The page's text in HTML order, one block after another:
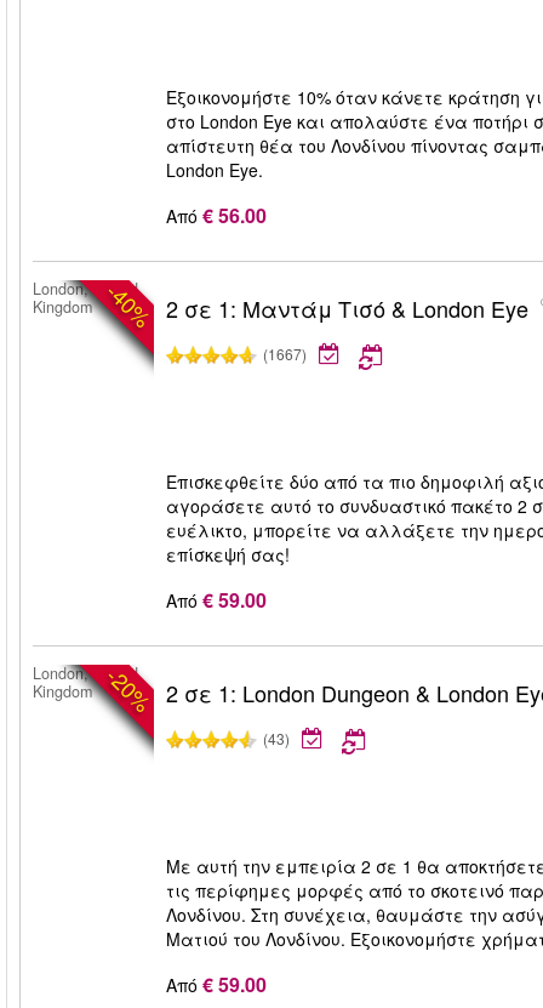
Εξοικονομήστε 10% όταν κάνετε
στο London Eye και απολαύστε ένα
απίστευτη θέα του Λονδίνου πίνοντας
London Eye.
Από € 56.00
-40%
London, United
Kingdom
2 σε 1: Μαντάμ Τισό & London Eye
(1667)
Επισκεφθείτε δύο από τα πιο δημοφιλή
αγοράσετε αυτό το συνδυαστικό πακέτο 2
ευέλικτο, μπορείτε να αλλάξετε την
επίσκεψή σας!
Από € 59.00
-20%
London, United
Kingdom
2 σε 1: London Dungeon & London
(43)
Με αυτή την εμπειρία 2 σε 1 θα
τις περίφημες μορφές από το σκοτεινό
Λονδίνου. Στη συνέχεια, θαυμάστε την
Ματιού του Λονδίνου. Εξοικονομήστε
Από € 59.00